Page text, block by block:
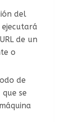
del
ejecutará
de un
o
de
se